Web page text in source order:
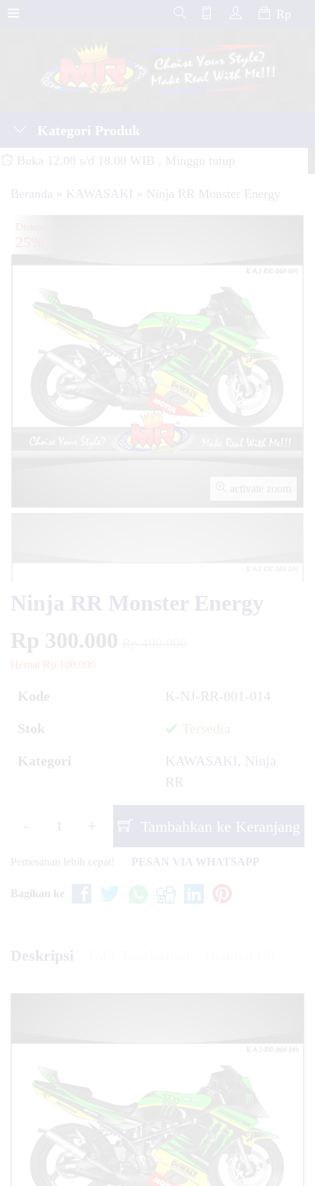
Rp
Kategori Produk
Buka 12.00 s/d 18.00 WIB , Minggu tutup
Beranda » KAWASAKI » Ninja RR Monster Energy
Ninja RR Monster Energy
Rp 300.000
Hemat Rp 100.000
Kode K-NJ-RR-001-014
Stok Tersedia
Kategori KAWASAKI , Ninja
RR
Tambahkan ke Keranjang
Pemesanan lebih cepat! PESAN VIA WHATSAPP
Bagikan ke
Deskripsi